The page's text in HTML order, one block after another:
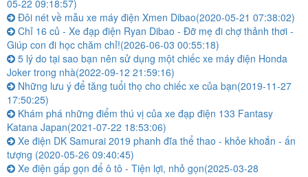
05-22 09:18:57)
Đôi nét về mẫu xe máy điện Xmen Dibao(2020-05-21 07:38:02)
Chỉ 16 củ - Xe đạp điện Ryan Dibao - Đỡ mẹ đi chợ thảnh thơi -
Giúp con đi học chăm chỉ!(2026-06-03 00:55:18)
5 lý do tại sao bạn nên sử dụng một chiếc xe máy điện Honda
Joker trong nhà(2022-09-12 21:59:16)
Những lưu ý để tăng tuổi thọ cho chiếc xe của bạn(2019-11-27
17:50:25)
Khám phá những điểm thú vị của xe đạp điện 133 Fantasy
Katana Japan(2021-07-22 18:53:06)
Xe điện DK Samurai 2019 phanh đĩa thể thao - khỏe khoắn - ấn
tượng (2020-05-26 09:40:45)
Xe điện gấp gọn để ô tô - Tiện lợi, nhỏ gọn(2025-03-28